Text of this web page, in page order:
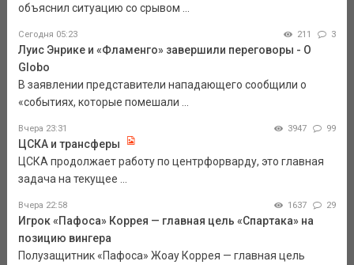
объяснил ситуацию со срывом ...
Сегодня 05:23 211 3
Луис Энрике и «Фламенго» завершили переговоры - O
Globo
В заявлении представители нападающего сообщили о
«событиях, которые помешали ...
Вчера 23:31 3947 99
ЦСКА и трансферы
ЦСКА продолжает работу по центрфорварду, это главная
задача на текущее ...
Вчера 22:58 1637 29
Игрок «Пафоса» Коррея — главная цель «Спартака» на
позицию вингера
Полузащитник «Пафоса» Жоау Коррея — главная цель